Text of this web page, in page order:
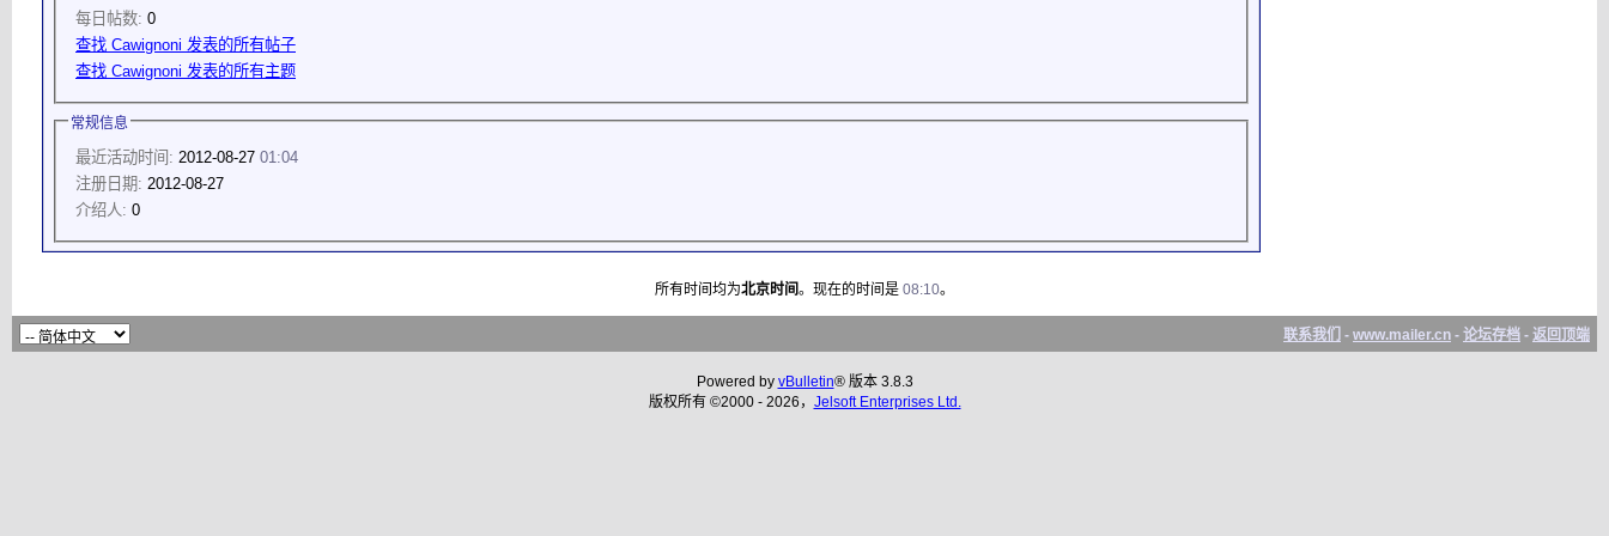
每日帖数: 0
查找 Cawignoni 发表的所有帖子
查找 Cawignoni 发表的所有主题
常规信息
最近活动时间: 2012-08-27 01:04
注册日期: 2012-08-27
介绍人: 0
所有时间均为北京时间。现在的时间是 08:10。
联系我们 - www.mailer.cn - 论坛存档 - 返回顶端
Powered by vBulletin® 版本 3.8.3
版权所有 ©2000 - 2026， Jelsoft Enterprises Ltd.